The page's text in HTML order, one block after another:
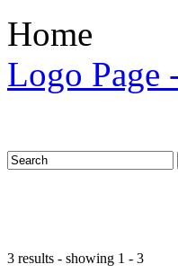
Home
Logo Page
3 results - showing 1 - 3